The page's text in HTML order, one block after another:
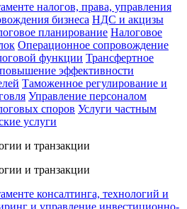
налогов, права, управления
бизнеса НДС и акцизы
планирование Налоговое
Операционное сопровождение
функции Трансфертное
эффективности
Таможенное регулирование и
Управление персоналом
споров Услуги частным
услуги
и транзакции
и транзакции
консалтинга, технологий и
и управление инвестиционно-